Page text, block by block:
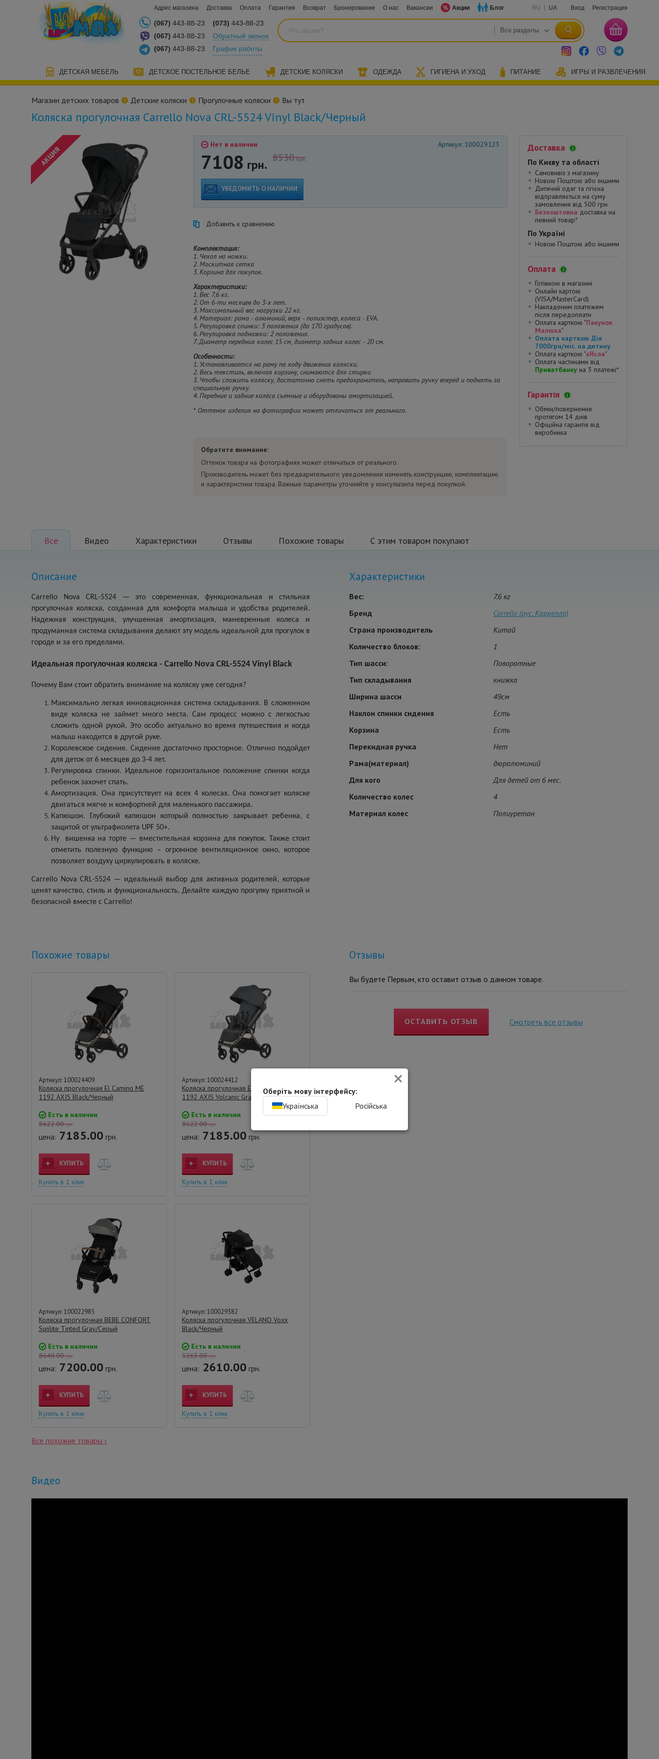
Адрес магазина Доставка Оплата Гарантия Возврат Бронирование О нас Вакансии Акции Блог RU UA Вход Регистрация
(067) 443-88-23
(067) 443-88-23
(067) 443-88-23
(073) 443-88-23
Обратный звонок
График работы
ДЕТСКАЯ МЕБЕЛЬ ДЕТСКОЕ ПОСТЕЛЬНОЕ БЕЛЬЕ ДЕТСКИЕ КОЛЯСКИ ОДЕЖДА ГИГИЕНА И УХОД ПИТАНИЕ ИГРЫ И РАЗВЛЕЧЕНИЯ
Магазин детских товаров Детские коляски Прогулочные коляски Вы тут
Коляска прогулочная Carrello Nova CRL-5524 Vinyl Black/Черный
Нет в наличии Артикул: 100029123
8530грн.
7108 грн.
УВЕДОМИТЬ О НАЛИЧИИ
Добавить к сравнению
Комплектация:
1. Чехол на ножки.
2. Москитная сетка
3. Корзина для покупок.
Характеристики:
1. Вес 7,6 кг.
2. От 6-ти месяцев до 3-х лет.
3. Максимальный вес нагрузки 22 кг.
4. Материал: рама - алюминий, верх - полиэстер, колеса - EVA.
5. Регулировка спинки: 3 положения (до 170 градусов).
6. Регулировка подножки: 2 положения.
7. Диаметр передних колес 15 см, диаметр задних колес - 20 см.
Особенности:
1. Устанавливается на раму по ходу движения коляски.
2. Весь текстиль, включая корзину, снимаются для стирки
3. Чтобы сложить коляску, достаточно снять предохранитель, направить ручку вперёд и поднять за
специальную ручку.
4. Передние и задние колёса съёмные и оборудованы амортизацией.
* Оттенок изделия на фотографии может отличаться от реального.
Обратите внимание:
Оттенок товара на фотографиях может отличаться от реального.
Производитель может без предварительного уведомления изменять конструкцию, комплектацию
и характеристики товара. Важные параметры уточняйте у консультанта перед покупкой.
Доставка
По Києву та області
Самовивіз з магазину
Новою Поштою або іншими
Дитячий одяг та гігієна
відправляється на суму
замовлення від 500 грн.
Безкоштовна доставка на
певний товар*
По Україні
Новою Поштою або іншими
Оплата
Готівкою в магазині
Онлайн картою
(VISA/MasterCard)
Накладеним платежем
після передоплати
Оплата карткою "Пакунок
Малюка"
Оплата карткою Дія
7000грн/міс. на дитину
Оплата карткою "єЯсла"
Оплата частинами від
Приватбанку на 3 платежі*
Гарантія
Обмін/повернення
протягом 14 днів
Офіційна гарантія від
виробника
Все Видео Характеристики Отзывы Похожие товары С этим товаром покупают
Описание
Carrello Nova CRL-5524 — это современная, функциональная и стильная
прогулочная коляска, созданная для комфорта малыша и удобства родителей.
Надежная конструкция, улучшенная амортизация, маневренные колеса и
продуманная система складывания делают эту модель идеальной для прогулок в
городе и за его пределами.
Идеальная прогулочная коляска - Carrello Nova CRL-5524 Vinyl Black
Почему Вам стоит обратить внимание на коляску уже сегодня?
Максимально легкая инновационная система складывания. В сложенном
виде коляска не займет много места. Сам процесс можно с легкостью
сложить одной рукой. Это особо актуально во время путешествия и когда
малыш находится в другой руке.
Королевское сидение. Сидение достаточно просторное. Отлично подойдет
для деток от 6 месяцев до 3-4 лет.
Регулировка спинки. Идеальное горизонтальное положение спинки когда
ребенок захочет спать.
Амортизация. Она присутствует на всех 4 колесах. Она помогает коляске
двигаться мягче и комфортней для маленького пассажира.
Капюшон. Глубокий капюшон который полностью закрывает ребенка, с
защитой от ультрафиолета UPF 50+.
Ну вишенка на торте — вместительная корзина для покупок. Также стоит
отметить полезную функцию – огромное вентиляционное окно, которое
позволяет воздуху циркулировать в коляске.
Carrello Nova CRL-5524 — идеальный выбор для активных родителей, которые
ценят качество, стиль и функциональность. Делайте каждую прогулку приятной и
безопасной вместе с Carrello!
Характеристики
Вес:
7.6 кг
Бренд
Carrello (рус. Каррелло)
Страна производитель
Китай
Количество блоков:
1
Тип шасси:
Поворотные
Тип складывания
книжка
Ширина шасси
49см
Наклон спинки сидения
Есть
Корзина
Есть
Перекидная ручка
Нет
Рама(материал)
дюралюминий
Для кого
Для детей от 6 мес.
Количество колес
4
Материал колес
Полиуретан
Похожие товары
Артикул: 100024409
Коляска прогулочная El Camino ME
1192 AXIS Black/Черный
Есть в наличии
8622.00грн.
цена: 7185.00 грн.
КУПИТЬ
Купить в 1 клик
Артикул: 100024412
Коляска прогулочная El Camino ME
1192 AXIS Volcanic Gray/Серый
Есть в наличии
8622.00грн.
цена: 7185.00 грн.
КУПИТЬ
Купить в 1 клик
Артикул: 100022985
Коляска прогулочная BEBE CONFORT
Sunlite Tinted Gray/Серый
Есть в наличии
8640.00грн.
цена: 7200.00 грн.
КУПИТЬ
Купить в 1 клик
Артикул: 100029382
Коляска прогулочная VELANO Voxx
Black/Черный
Есть в наличии
3263.00грн.
цена: 2610.00 грн.
КУПИТЬ
Купить в 1 клик
Все похожие товары ›
Отзывы
Вы будете Первым, кто оставит отзыв о данном товаре.
ОСТАВИТЬ ОТЗЫВ Смотреть все отзывы
Видео
×
Оберіть мову інтерфейсу:
Українська
Російська